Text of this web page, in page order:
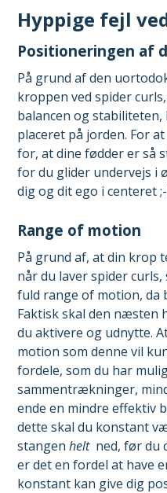
Hyppige fejl
Positioneringen af
På grund af den
kroppen ved spider
balancen og
placeret på jorden. For
for, at dine fødder er så
for du glider undervejs i
dig og dit ego i centeret
Range of motion
På grund af, at din krop
når du laver spider
fuld range of motion, da
Faktisk skal den næsten
du aktivere og udnytte.
motion som denne vil
fordele, som du har
sammentrækninger,
ende en mindre effektiv
dette skal du konstant
stangenheltned, før du
er det en fordel at have
konstant kan give dig